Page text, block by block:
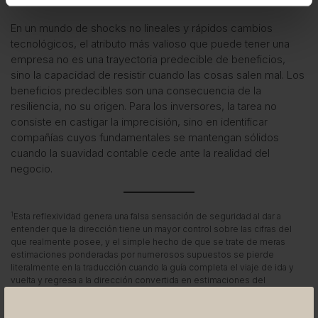
En un mundo de shocks no lineales y rápidos cambios
tecnológicos, el atributo más valioso que puede tener una
empresa no es una trayectoria predecible de beneficios,
sino la capacidad de resistir cuando las cosas salen mal. Los
beneficios predecibles son una consecuencia de la
resiliencia, no su origen. Para los inversores, la tarea no
consiste en castigar la imprecisión, sino en identificar
compañías cuyos fundamentales se mantengan sólidos
cuando la suavidad contable cede ante la realidad del
negocio.
1Esta reflexividad genera una falsa sensación de seguridad al dar a
entender que la dirección tiene un mayor control sobre las cifras del
que realmente posee, y el simple hecho de que se trate de meras
estimaciones ponderadas por numerosos supuestos se pierde
literalmente en la traducción cuando la guía completa el viaje de ida y
vuelta y regresa a la dirección convertida en estimaciones del